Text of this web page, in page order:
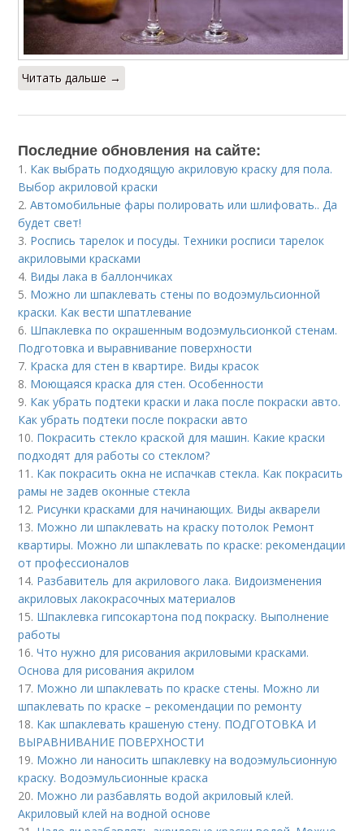
Читать дальше →
Последние обновления на сайте:
1. Как выбрать подходящую акриловую краску для пола.
Выбор акриловой краски
2.Автомобильные фары полировать или шлифовать.. Да
будет свет!
3. Роспись тарелок и посуды. Техники росписи тарелок
акриловыми красками
4. Виды лака в баллончиках
5. Можно ли шпаклевать стены по водоэмульсионной
краски. Как вести шпатлевание
6. Шпаклевка по окрашенным водоэмульсионкой стенам.
Подготовка и выравнивание поверхности
7. Краска для стен в квартире. Виды красок
8. Моющаяся краска для стен. Особенности
9. Как убрать подтеки краски и лака после покраски авто.
Как убрать подтеки после покраски авто
10. Покрасить стекло краской для машин. Какие краски
подходят для работы со стеклом?
11. Как покрасить окна не испачкав стекла. Как покрасить
рамы не задев оконные стекла
12. Рисунки красками для начинающих. Виды акварели
13. Можно ли шпаклевать на краску потолок Ремонт
квартиры. Можно ли шпаклевать по краске: рекомендации
от профессионалов
14. Разбавитель для акрилового лака. Видоизменения
акриловых лакокрасочных материалов
15. Шпаклевка гипсокартона под покраску. Выполнение
работы
16.Что нужно для рисования акриловыми красками.
Основа для рисования акрилом
17. Можно ли шпаклевать по краске стены. Можно ли
шпаклевать по краске – рекомендации по ремонту
18. Как шпаклевать крашеную стену. ПОДГОТОВКА И
ВЫРАВНИВАНИЕ ПОВЕРХНОСТИ
19. Можно ли наносить шпаклевку на водоэмульсионную
краску. Водоэмульсионные краска
20. Можно ли разбавлять водой акриловый клей.
Акриловый клей на водной основе